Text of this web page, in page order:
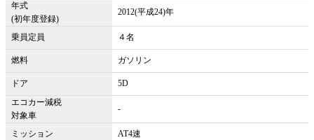
年式
(初年度登録)
2012(平成24)年
乗員定員 ４名
燃料 ガソリン
ドア
5D
エコカー減税
対象車
-
ミッション AT4速